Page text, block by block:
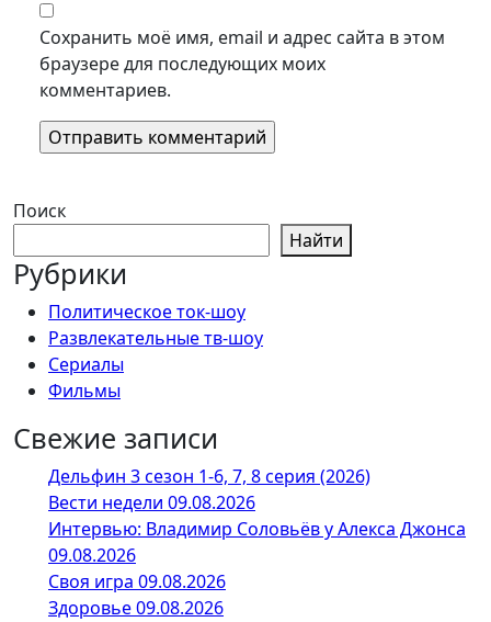
Сохранить моё имя, email и адрес сайта в этом
браузере для последующих моих
комментариев.
Поиск
Найти
Рубрики
Политическое ток-шоу
Развлекательные тв-шоу
Сериалы
Фильмы
Свежие записи
Дельфин 3 сезон 1-6, 7, 8 серия (2026)
Вести недели 09.08.2026
Интервью: Владимир Соловьёв у Алекса Джонса
09.08.2026
Своя игра 09.08.2026
Здоровье 09.08.2026